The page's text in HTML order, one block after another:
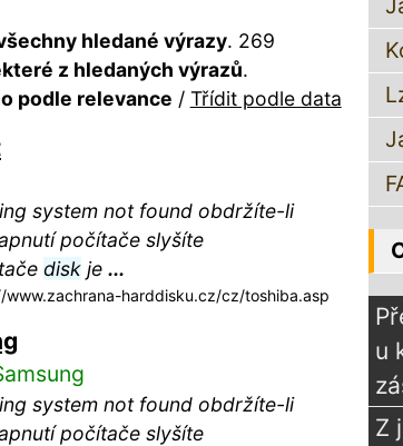
hledané výrazy. 269
z hledaných výrazů.
podle relevance / Třídit podle data
system not found obdržíte-li
počítače slyšíte
diskje ...
harddisku.cz/cz/toshiba.asp
system not found obdržíte-li
počítače slyšíte
u
Z